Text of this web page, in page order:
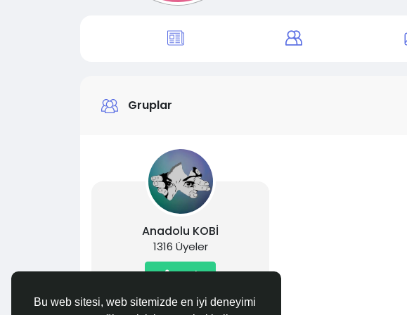
Bu web sitesi, web sitemizde en iyi deneyimi
Gruplar
Anadolu KOBİ
1316 Üyeler
Katıl